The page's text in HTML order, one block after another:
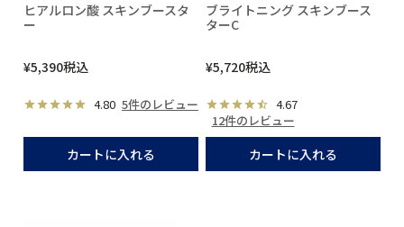
ヒアルロン酸 スキンブースタ
ー
¥5,390税込
4.80 5件のレビュー
カートに入れる
ブライトニング スキンブース
ターC
¥5,720税込
4.67
12件のレビュー
カートに入れる